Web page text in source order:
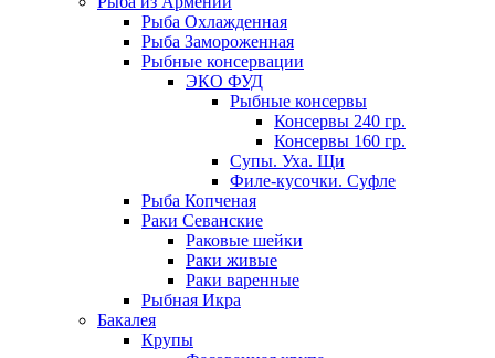
Рыба Охлажденная
Рыба Замороженная
Рыбные консервации
ЭКО ФУД
Рыбные консервы
Консервы 240 гр.
Консервы 160 гр.
Супы. Уха. Щи
Филе-кусочки. Суфле
Рыба Копченая
Раки Севанские
Раковые шейки
Раки живые
Раки варенные
Рыбная Икра
Бакалея
Крупы